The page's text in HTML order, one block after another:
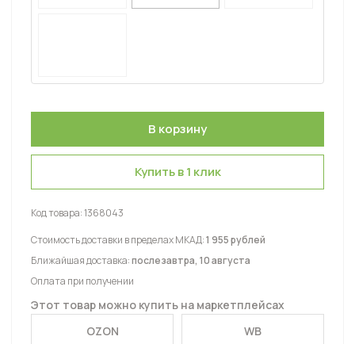
Купить в 1 клик
Код товара:1368043
Стоимость доставки в пределах МКАД:1 955 рублей
Ближайшая доставка:послезавтра, 10 августа
Оплата при получении
Этот товар можно купить на маркетплейсах
OZON
WB